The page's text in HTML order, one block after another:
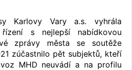
Karlovy Vary a.s. vyhrála
s nejlepší nabídkovou
zprávy města se soutěže
zúčastnilo pět subjektů, kteří
MHD neuvádí a na profilu